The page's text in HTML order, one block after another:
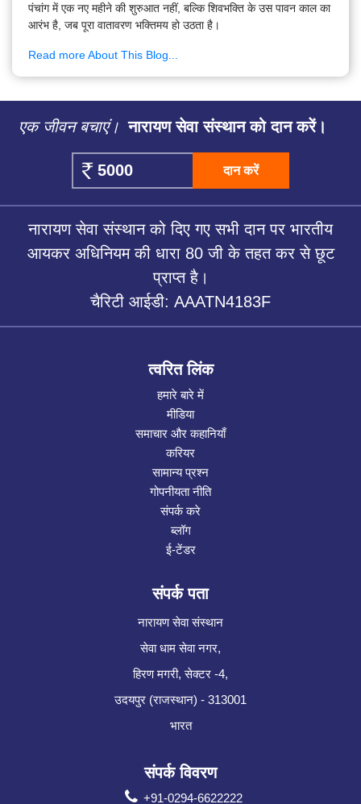
पंचांग में एक नए महीने की शुरुआत नहीं, बल्कि शिवभक्ति के उस पावन काल का
आरंभ है, जब पूरा वातावरण भक्तिमय हो उठता है।
Read more About This Blog...
एक जीवन बचाएं। नारायण सेवा संस्थान को दान करें।
दान करें
नारायण सेवा संस्थान को दिए गए सभी दान पर भारतीय
आयकर अधिनियम की धारा 80 जी के तहत कर से छूट
प्राप्त है।
चैरिटी आईडी: AAATN4183F
त्वरित लिंक
हमारे बारे में
मीडिया
समाचार और कहानियाँ
करियर
सामान्य प्रश्न
गोपनीयता नीति
संपर्क करे
ब्लॉग
ई-टेंडर
संपर्क पता
नारायण सेवा संस्थान
सेवा धाम सेवा नगर,
हिरण मगरी, सेक्टर -4,
उदयपुर (राजस्थान) - 313001
भारत
संपर्क विवरण
+91-0294-6622222